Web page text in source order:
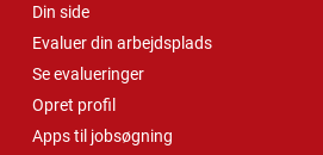
Din side
Evaluer din arbejdsplads
Se evalueringer
Opret profil
Apps til jobsøgning